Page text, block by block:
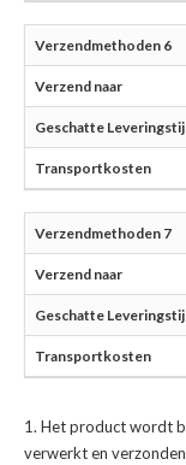
Het product wordt
verwerkt en